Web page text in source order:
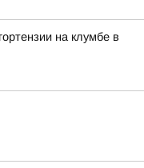
на клумбе в